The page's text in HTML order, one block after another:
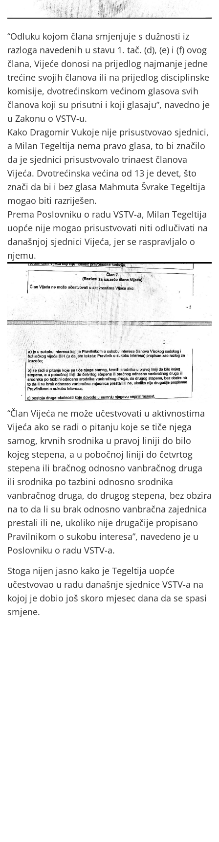
“Odluku kojom člana smjenjuje s dužnosti iz
razloga navedenih u stavu 1. tač. (d), (e) i (f) ovog
člana, Vijeće donosi na prijedlog najmanje jedne
trećine svojih članova ili na prijedlog disciplinske
komisije, dvotrećinskom većinom glasova svih
članova koji su prisutni i koji glasaju”, navedno je
u Zakonu o VSTV-u.
Kako Dragomir Vukoje nije prisustvovao sjednici,
a Milan Tegeltija nema pravo glasa, to bi značilo
da je sjednici prisustvovalo trinaest članova
Vijeća. Dvotrećinska većina od 13 je devet, što
znači da bi i bez glasa Mahmuta Švrake Tegeltija
mogao biti razriješen.
Prema Poslovniku o radu VSTV-a, Milan Tegeltija
uopće nije mogao prisustvovati niti odlučivati na
današnjoj sjednici Vijeća, jer se raspravljalo o
njemu.
“Član Vijeća ne može učestvovati u aktivnostima
Vijeća ako se radi o pitanju koje se tiče njega
samog, krvnih srodnika u pravoj liniji do bilo
kojeg stepena, a u pobočnoj liniji do četvrtog
stepena ili bračnog odnosno vanbračnog druga
ili srodnika po tazbini odnosno srodnika
vanbračnog druga, do drugog stepena, bez obzira
na to da li su brak odnosno vanbračna zajednica
prestali ili ne, ukoliko nije drugačije propisano
Pravilnikom o sukobu interesa”, navedeno je u
Poslovniku o radu VSTV-a.
Stoga nijen jasno kako je Tegeltija uopće
učestvovao u radu današnje sjednice VSTV-a na
kojoj je dobio još skoro mjesec dana da se spasi
smjene.